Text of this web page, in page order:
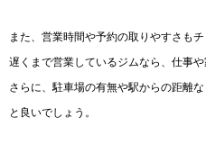
また、営業時間や予約の取りやすさも
遅くまで営業しているジムなら、仕事
さらに、駐車場の有無や駅からの距離
と良いでしょう。